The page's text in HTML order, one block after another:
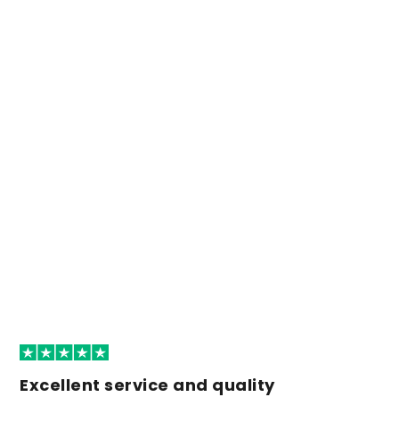
Excellent service and quality